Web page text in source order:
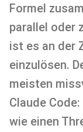
Formel
parallel oder
ist es an der
einzulösen.
meisten
Claude
wie einen